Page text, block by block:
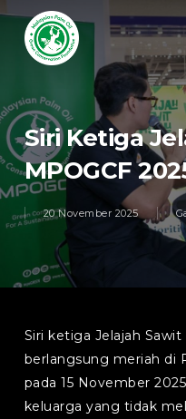
Skip
main
Siri Ketiga
MPOGCF
20 November 2025
Siri ketiga Jelajah Sawit
berlangsung meriah di
pada 15 November
keluarga yang tidak